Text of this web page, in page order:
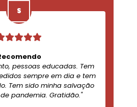
pessoas educadas. Tem
sempre em dia e tem
Tem sido minha salvação
pandemia. Gratidão."